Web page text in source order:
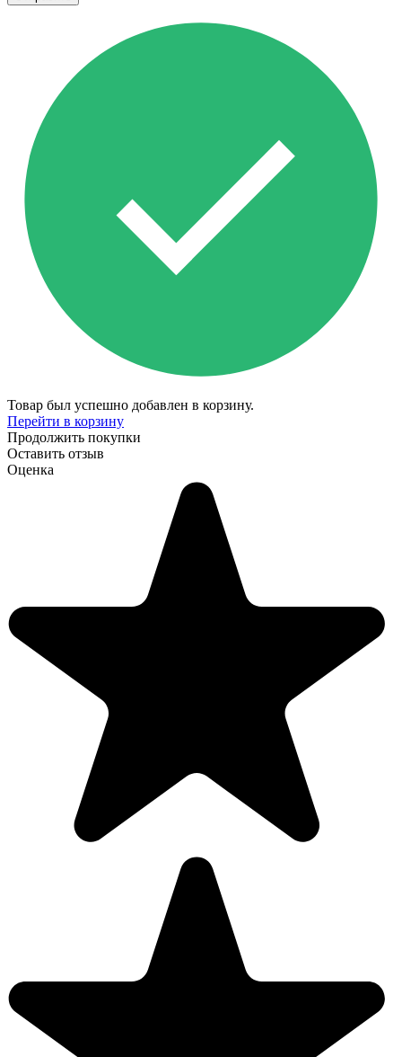
Товар был успешно добавлен в корзину.
Перейти в корзину
Продолжить покупки
Оставить отзыв
Оценка